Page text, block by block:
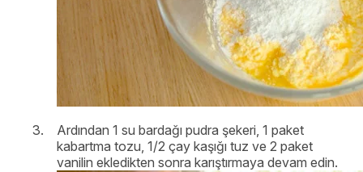
Ardından 1 su bardağı pudra şekeri, 1 paket
kabartma tozu, 1/2 çay kaşığı tuz ve 2 paket
vanilin ekledikten sonra karıştırmaya devam edin.